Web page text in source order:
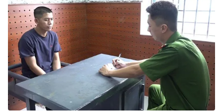
THỜI BÁO VTV
Theo dõi báo trên
Cơ quan chủ quản:Đài Truyền hình Việt Nam
Cơ quan báo chí:
Thời báo VTV
Giấy phép hoạt động báo in và báo điện tử số 483/GP-BTTTT
cấp ngày 29/12/2023